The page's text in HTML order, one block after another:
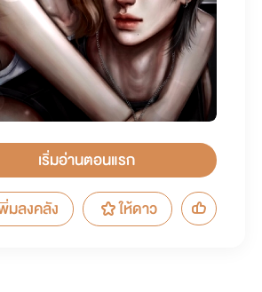
เริ่มอ่านตอนแรก
มลงคลัง
ให้ดาว